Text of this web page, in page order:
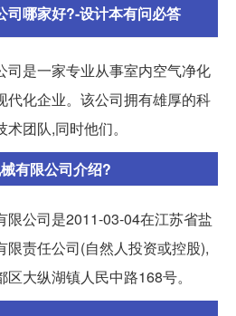
司哪家好?-设计本有问必答
司是一家专业从事室内空气净化
代化企业。该公司拥有雄厚的科
团队,同时他们。
有限公司介绍?
限公司是2011-03-04在江苏省盐
限责任公司(自然人投资或控股),
大纵湖镇人民中路168号。